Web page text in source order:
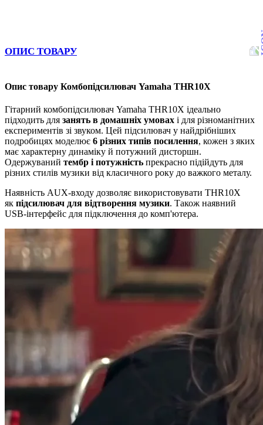
ОПИС ТОВАРУ
Опис товару Комбопідсилювач Yamaha THR10X
Гітарний комбопідсилювач Yamaha THR10X ідеально
підходить для занять в домашніх умовах і для різноманітних
експериментів зі звуком. Цей підсилювач у найдрібніших
подробицях моделює 6 різних типів посилення, кожен з яких
має характерну динаміку й потужний дисторшн.
Одержуваний тембр і потужність прекрасно підійдуть для
різних стилів музики від класичного року до важкого металу.
Наявність AUX-входу дозволяє використовувати THR10X
як підсилювач для відтворення музики. Також наявний
USB-інтерфейс для підключення до комп'ютера.